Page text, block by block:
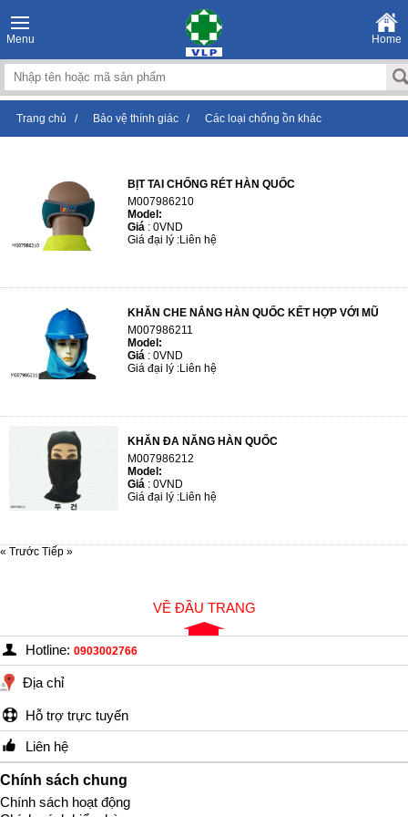
Menu Home
Trang chủ / Bảo vệ thính giác / Các loại chống ồn khác
BỊT TAI CHỐNG RÉT HÀN QUỐC
M007986210
Model:
Giá : 0VND
Giá đại lý :Liên hệ
KHĂN CHE NẮNG HÀN QUỐC KẾT HỢP VỚI MŨ
M007986211
Model:
Giá : 0VND
Giá đại lý :Liên hệ
KHĂN ĐA NĂNG HÀN QUỐC
M007986212
Model:
Giá : 0VND
Giá đại lý :Liên hệ
« Trước Tiếp »
VỀ ĐẦU TRANG
Hotline: 0903002766
Địa chỉ
Hỗ trợ trực tuyến
Liên hệ
Chính sách chung
Chính sách hoạt động